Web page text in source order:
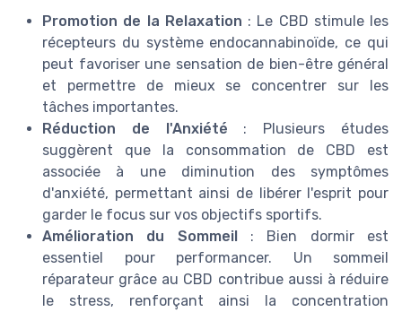
Promotion de la Relaxation : Le CBD stimule les
récepteurs du système endocannabinoïde, ce qui
peut favoriser une sensation de bien-être général
et permettre de mieux se concentrer sur les
tâches importantes.
Réduction de l'Anxiété : Plusieurs études
suggèrent que la consommation de CBD est
associée à une diminution des symptômes
d'anxiété, permettant ainsi de libérer l'esprit pour
garder le focus sur vos objectifs sportifs.
Amélioration du Sommeil: Bien dormir est
essentiel pour performancer. Un sommeil
réparateur grâce au CBD contribue aussi à réduire
le stress, renforçant ainsi la concentration